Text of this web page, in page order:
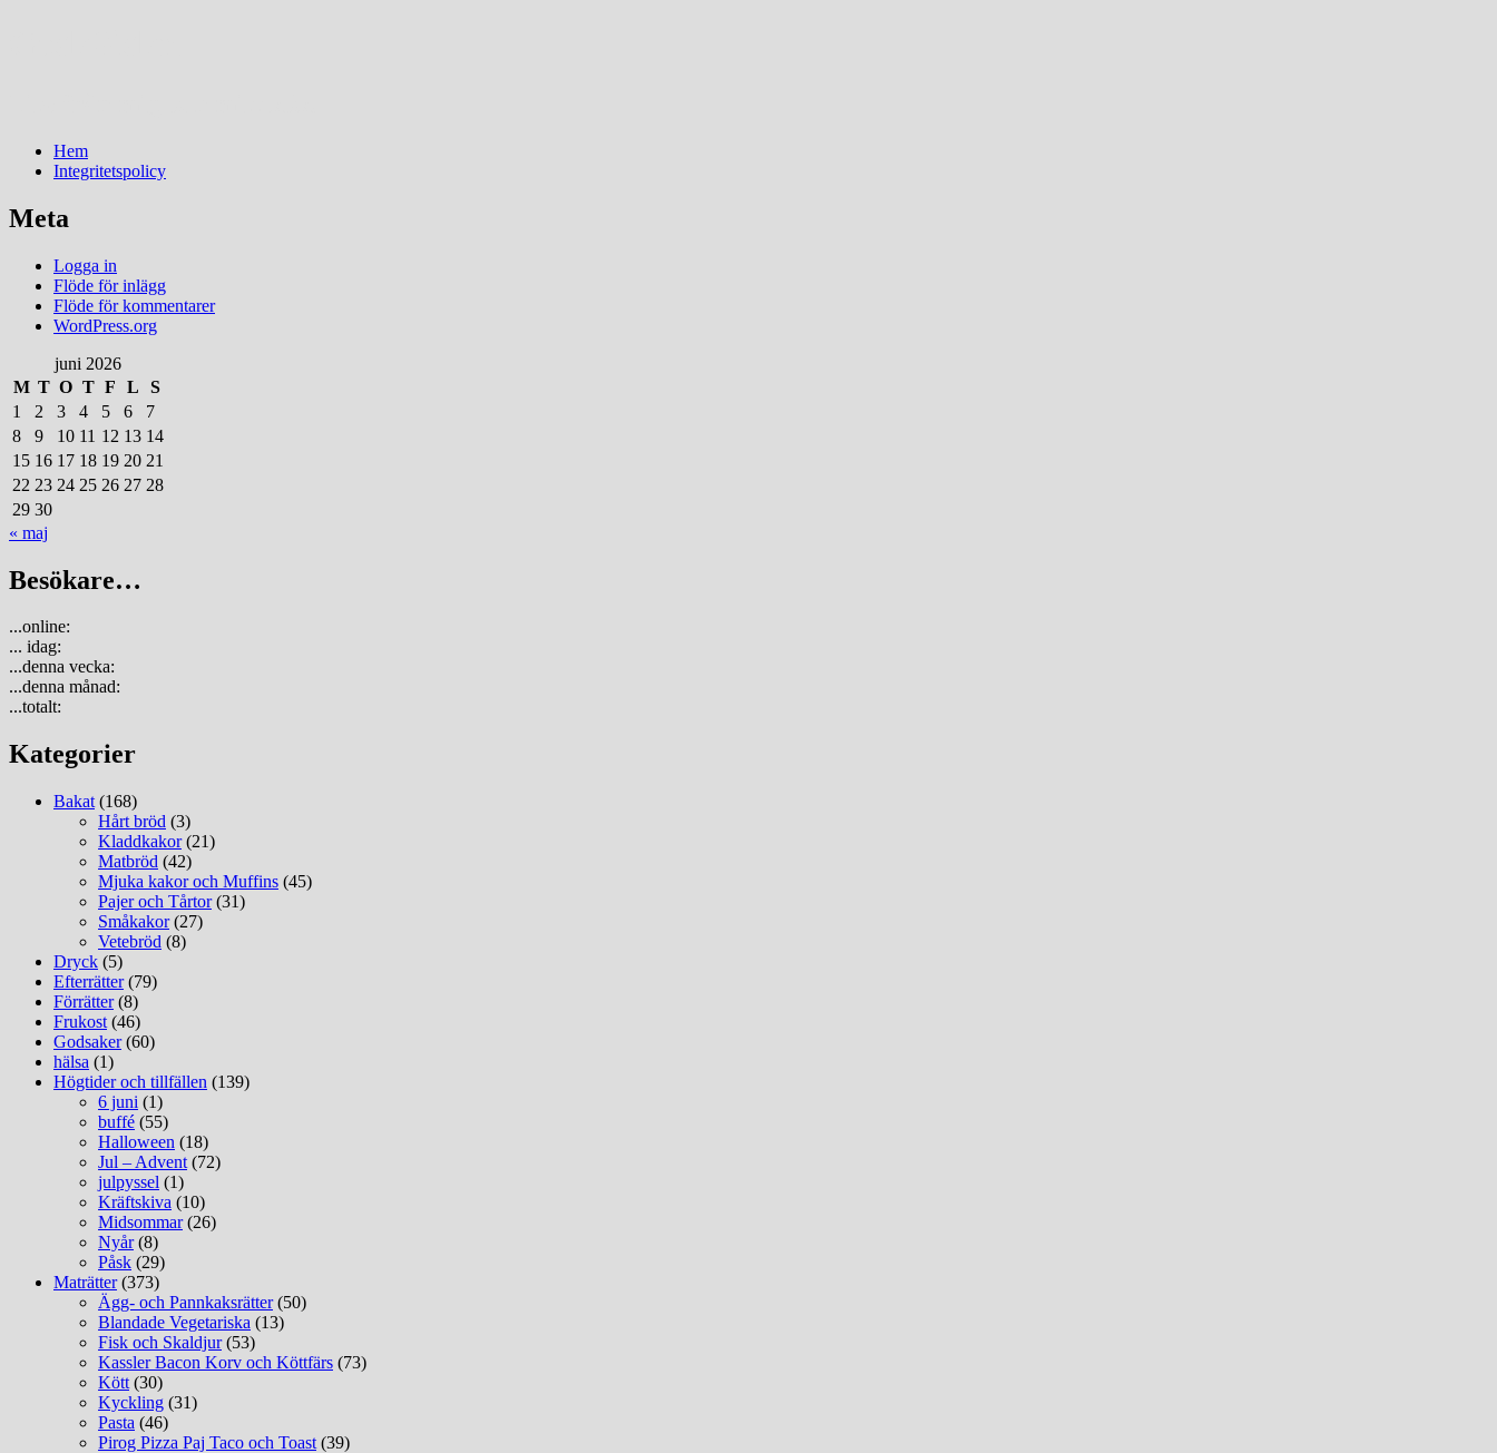
Menu
Widgets
Search
Skip
Hem
Integritetspolicy
Meta
Logga in
Flöde för inlägg
Flöde för kommentarer
WordPress.org
juni 2026
M T O T F L
S
1
2 3 4 5 6
7
8
9 10 11 12 13 14
15 16 17 18 19 20 21
22 23 24 25 26 27 28
29 30
« maj
Besökare…
...online:
... idag:
...denna vecka:
...denna månad:
...totalt:
Kategorier
Bakat (168)
Hårt bröd (3)
Kladdkakor(21)
Matbröd (42)
Mjuka kakor och Muffins (45)
Pajer och Tårtor(31)
Småkakor(27)
Vetebröd (8)
Dryck (5)
Efterrätter(79)
Förrätter(8)
Frukost (46)
Godsaker(60)
hälsa (1)
Högtider och tillfällen (139)
6 juni (1)
buffé (55)
Halloween (18)
Jul – Advent (72)
julpyssel (1)
Kräftskiva (10)
Midsommar(26)
Nyår(8)
Påsk (29)
Maträtter(373)
Ägg- och Pannkaksrätter(50)
Blandade Vegetariska (13)
Fisk och Skaldjur(53)
Kassler Bacon Korv och Köttfärs (73)
Kött (30)
Kyckling (31)
Pasta (46)
Pirog Pizza Paj Taco och Toast (39)